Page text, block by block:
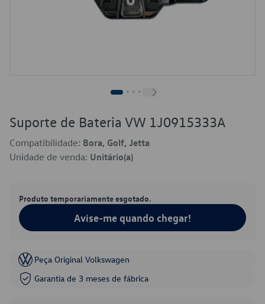
Suporte de Bateria VW 1J0915333A
Compatibilidade: Bora, Golf, Jetta
Unidade de venda: Unitário(a)
Produto temporariamente esgotado.
Avise-me quando chegar!
Peça Original Volkswagen
Garantia de 3 meses de fábrica